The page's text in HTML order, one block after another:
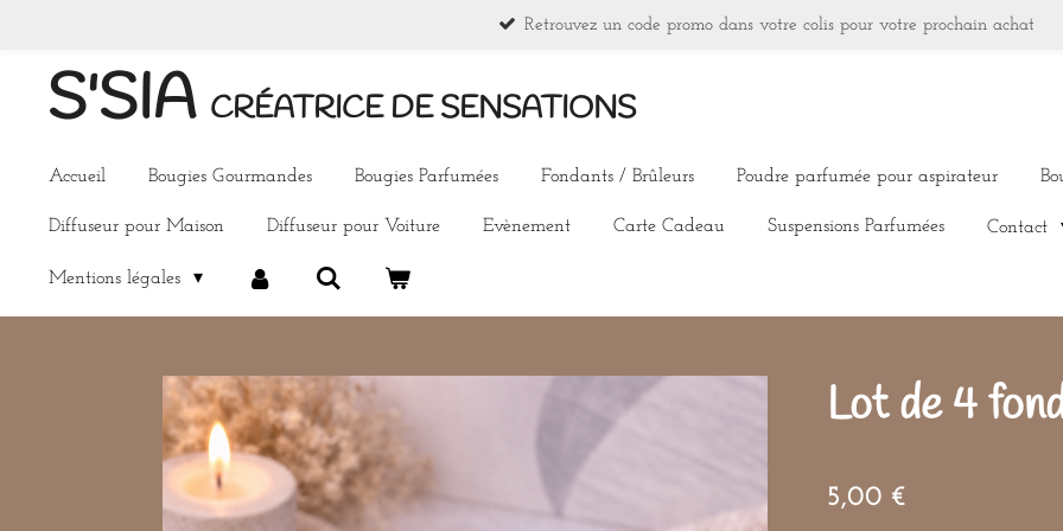
contenu
principal
Retrouvez un code promo dans votre colis pour votre prochain achat
S'SIA CRÉATRICE DE SENSATIONS
Accueil Bougies Gourmandes Bougies Parfumées Fondants / Brûleurs Poudre parfumée pour aspirateur
Diffuseur pour Maison Diffuseur pour Voiture Evènement Carte Cadeau Suspensions Parfumées Contact
Mentions légales
Lot de 4
5,00 €